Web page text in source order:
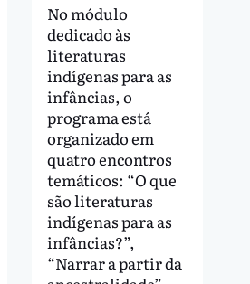
No módulo
dedicado às
literaturas
indígenas para as
infâncias, o
programa está
organizado em
quatro encontros
temáticos: “O que
são literaturas
indígenas para as
infâncias?”,
“Narrar a partir da